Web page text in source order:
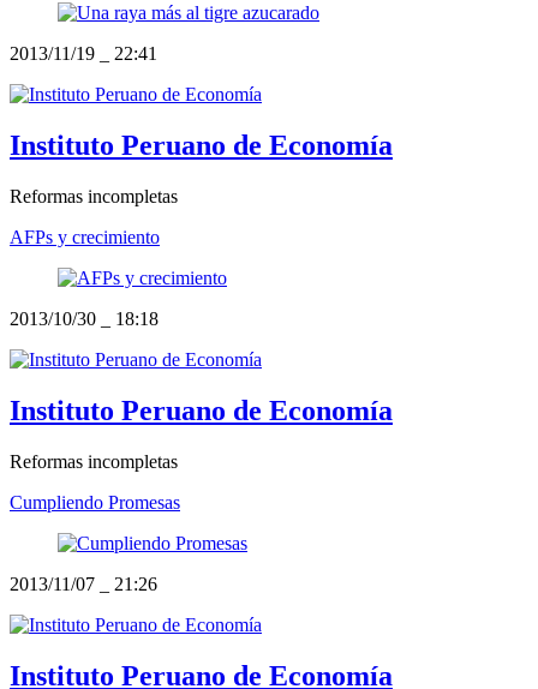
2013/11/19 22:41
Instituto Peruano de Economía
Reformas incompletas
AFPs y crecimiento
2013/10/30 18:18
Instituto Peruano de Economía
Reformas incompletas
Cumpliendo Promesas
2013/11/07 21:26
Instituto Peruano de Economía